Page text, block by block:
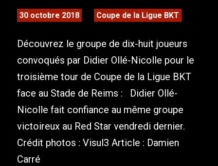
30 octobre 2018 Coupe de la Ligue BKT
Découvrez le groupe de dix-huit joueurs
convoqués par Didier Ollé-Nicolle pour le
troisième tour de Coupe de la Ligue BKT
face au Stade de Reims : Didier Ollé-
Nicolle fait confiance au même groupe
victoireux au Red Star vendredi dernier.
Crédit photos : Visul3 Article : Damien
Carré